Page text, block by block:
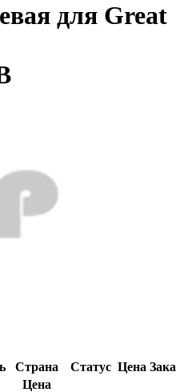
для Great
Страна Статус Цена
Цена